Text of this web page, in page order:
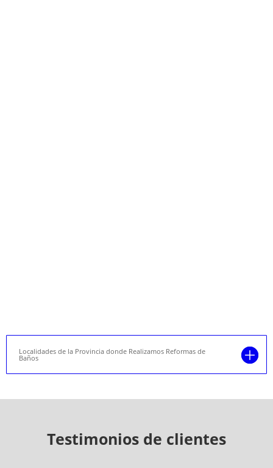
Localidades de la Provincia donde Realizamos Reformas de
Baños
Testimonios de clientes